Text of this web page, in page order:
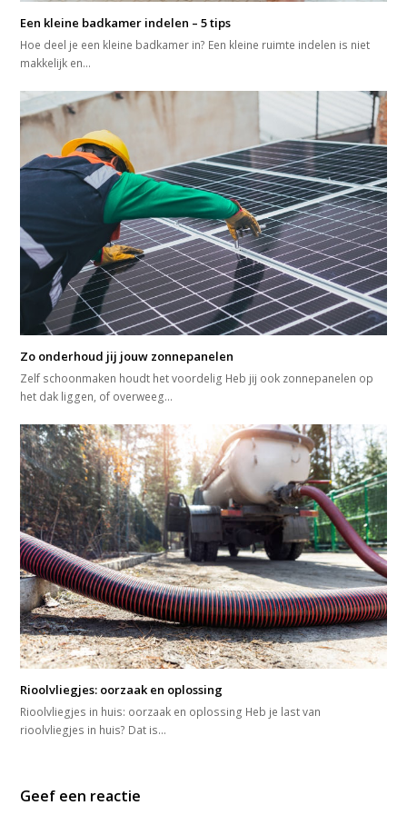
Een kleine badkamer indelen – 5 tips
Hoe deel je een kleine badkamer in? Een kleine ruimte indelen is niet
makkelijk en…
Zo onderhoud jij jouw zonnepanelen
Zelf schoonmaken houdt het voordelig Heb jij ook zonnepanelen op
het dak liggen, of overweeg…
Rioolvliegjes: oorzaak en oplossing
Rioolvliegjes in huis: oorzaak en oplossing Heb je last van
rioolvliegjes in huis? Dat is…
Geef een reactie